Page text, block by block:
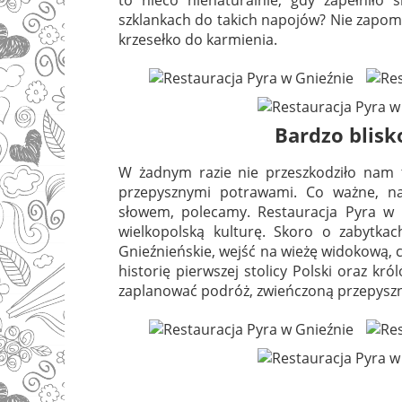
szklankach do takich napojów? Nie
krzesełko do karmienia.
Bardzo
W żadnym razie nie przeszkodziło
przepysznymi potrawami. Co ważne,
słowem, polecamy. Restauracja Pyra
wielkopolską kulturę. Skoro o
Gnieźnieńskie, wejść na wieżę
historię pierwszej stolicy Polski oraz
zaplanować podróż, zwieńczoną